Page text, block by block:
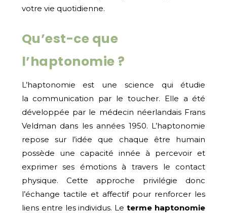
votre vie quotidienne.
Qu’est-ce que
l’haptonomie ?
L’haptonomie est une science qui étudie
la communication par le toucher. Elle a été
développée par le médecin néerlandais Frans
Veldman dans les années 1950. L’haptonomie
repose sur l’idée que chaque être humain
possède une capacité innée à percevoir et
exprimer ses émotions à travers le contact
physique. Cette approche privilégie donc
l’échange tactile et affectif pour renforcer les
liens entre les individus. Leterme haptonomie